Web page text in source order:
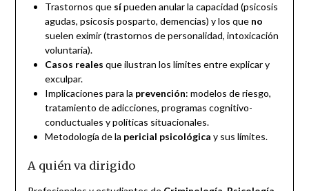
Trastornos que sípueden anular la capacidad (psicosis
agudas, psicosis posparto, demencias) y los que no
suelen eximir (trastornos de personalidad, intoxicación
voluntaria).
Casos reales que ilustran los límites entre explicar y
exculpar.
Implicaciones para la prevención: modelos de riesgo,
tratamiento de adicciones, programas cognitivo-
conductuales y políticas situacionales.
Metodología de la pericial psicológica y sus límites.
A quién va dirigido